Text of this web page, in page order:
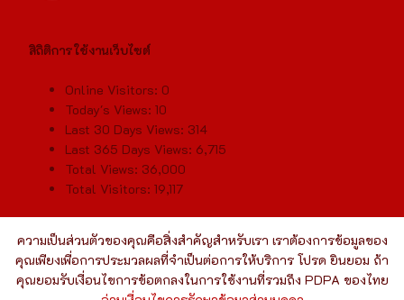
ความเป็นส่วนตัวของคุณคือสิ่งสำคัญสำหรับเรา เราต้องการข้อมูลของ
คุณเพียงเพื่อการประมวลผลที่จำเป็นต่อการให้บริการ โปรด ยินยอม ถ้า
คุณยอมรับเงื่อนไขการข้อตกลงในการใช้งานที่รวมถึง PDPA ของไทย
สิถิติการใช้งานเว็บไซต์
Online Visitors: 0
Today's Views:10
Last 30 Days Views: 314
Last 365 Days Views: 6,715
Total Views: 36,000
Total Visitors:19,117